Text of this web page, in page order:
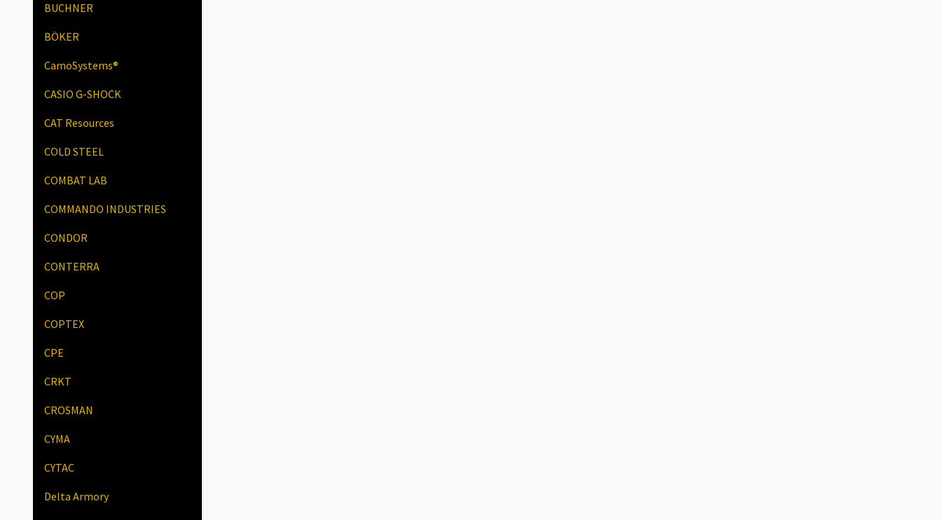
BUCHNER
BÖKER
CamoSystems®
CASIO G-SHOCK
CAT Resources
COLD STEEL
COMBAT LAB
COMMANDO INDUSTRIES
CONDOR
CONTERRA
COP
COPTEX
CPE
CRKT
CROSMAN
CYMA
CYTAC
Delta Armory